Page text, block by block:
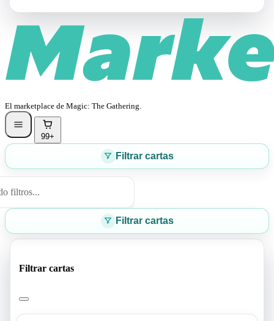
El marketplace de Magic: The Gathering.
99+
Filtrar cartas
filtros...
Filtrar cartas
Filtrar cartas